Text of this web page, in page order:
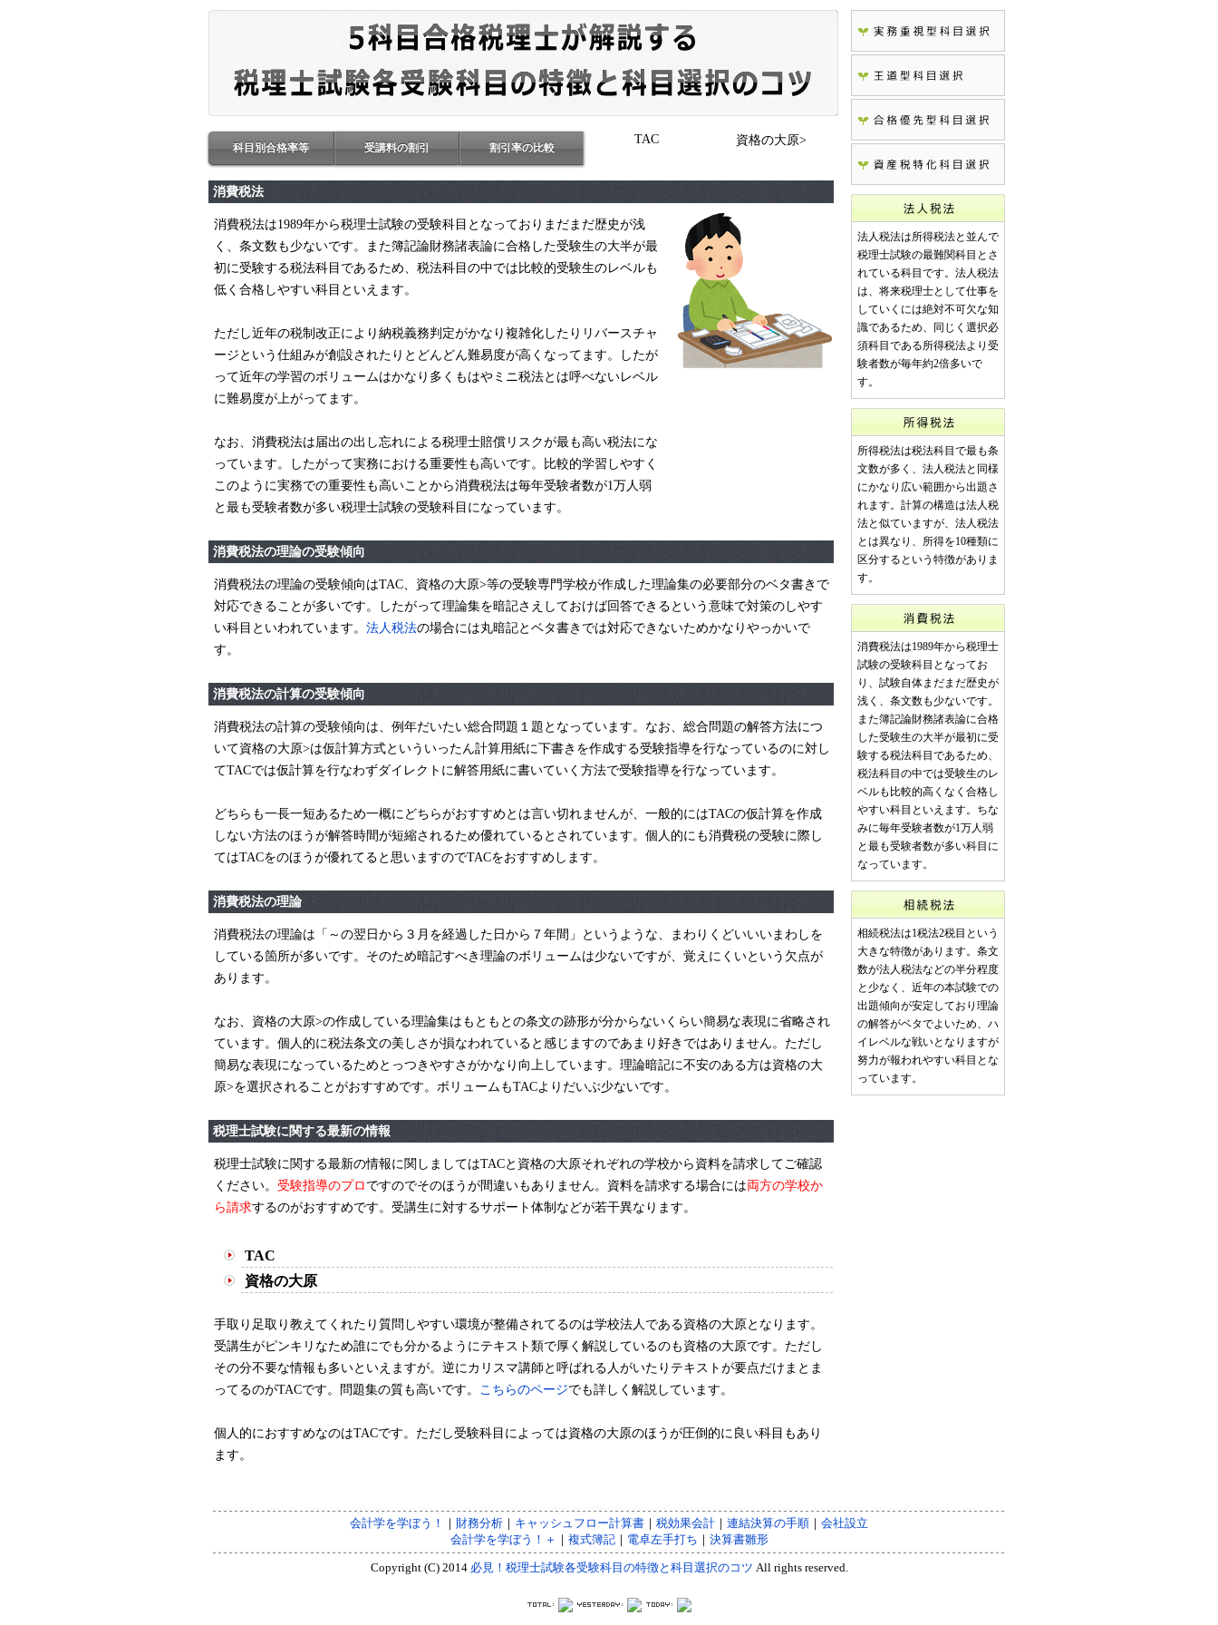
科目別合格率等 受講料の割引 割引率の比較
TAC 資格の大原>
消費税法
消費税法は1989年から税理士試験の受験科目となっておりまだまだ歴史が浅
く、条文数も少ないです。また簿記論財務諸表論に合格した受験生の大半が最
初に受験する税法科目であるため、税法科目の中では比較的受験生のレベルも
低く合格しやすい科目といえます。
ただし近年の税制改正により納税義務判定がかなり複雑化したりリバースチャ
ージという仕組みが創設されたりとどんどん難易度が高くなってます。したが
って近年の学習のボリュームはかなり多くもはやミニ税法とは呼べないレベル
に難易度が上がってます。
なお、消費税法は届出の出し忘れによる税理士賠償リスクが最も高い税法にな
っています。したがって実務における重要性も高いです。比較的学習しやすく
このように実務での重要性も高いことから消費税法は毎年受験者数が1万人弱
と最も受験者数が多い税理士試験の受験科目になっています。
消費税法の理論の受験傾向
消費税法の理論の受験傾向はTAC、資格の大原>等の受験専門学校が作成した理論集の必要部分のベタ書きで
対応できることが多いです。したがって理論集を暗記さえしておけば回答できるという意味で対策のしやす
い科目といわれています。 法人税法の場合には丸暗記とベタ書きでは対応できないためかなりやっかいで
す。
消費税法の計算の受験傾向
消費税法の計算の受験傾向は、例年だいたい総合問題１題となっています。なお、総合問題の解答方法につ
いて資格の大原>は仮計算方式といういったん計算用紙に下書きを作成する受験指導を行なっているのに対し
てTACでは仮計算を行なわずダイレクトに解答用紙に書いていく方法で受験指導を行なっています。
どちらも一長一短あるため一概にどちらがおすすめとは言い切れませんが、一般的にはTACの仮計算を作成
しない方法のほうが解答時間が短縮されるため優れているとされています。個人的にも消費税の受験に際し
てはTACをのほうが優れてると思いますのでTACをおすすめします。
消費税法の理論
消費税法の理論は「～の翌日から３月を経過した日から７年間」というような、まわりくどいいいまわしを
している箇所が多いです。そのため暗記すべき理論のボリュームは少ないですが、覚えにくいという欠点が
あります。
なお、資格の大原>の作成している理論集はもともとの条文の跡形が分からないくらい簡易な表現に省略され
ています。個人的に税法条文の美しさが損なわれていると感じますのであまり好きではありません。ただし
簡易な表現になっているためとっつきやすさがかなり向上しています。理論暗記に不安のある方は資格の大
原>を選択されることがおすすめです。ボリュームもTACよりだいぶ少ないです。
税理士試験に関する最新の情報
税理士試験に関する最新の情報に関しましてはTACと資格の大原それぞれの学校から資料を請求してご確認
ください。 受験指導のプロですのでそのほうが間違いもありません。資料を請求する場合には両方の学校か
ら請求するのがおすすめです。受講生に対するサポート体制などが若干異なります。
TAC
資格の大原
手取り足取り教えてくれたり質問しやすい環境が整備されてるのは学校法人である資格の大原となります。
受講生がピンキリなため誰にでも分かるようにテキスト類で厚く解説しているのも資格の大原です。ただし
その分不要な情報も多いといえますが。逆にカリスマ講師と呼ばれる人がいたりテキストが要点だけまとま
ってるのがTACです。問題集の質も高いです。
こちらのページでも詳しく解説しています。
個人的におすすめなのはTACです。ただし受験科目によっては資格の大原のほうが圧倒的に良い科目もあり
ます。
法人税法は所得税法と並んで
税理士試験の最難関科目とさ
れている科目です。法人税法
は、将来税理士として仕事を
していくには絶対不可欠な知
識であるため、同じく選択必
須科目である所得税法より受
験者数が毎年約2倍多いで
す。
所得税法は税法科目で最も条
文数が多く、法人税法と同様
にかなり広い範囲から出題さ
れます。計算の構造は法人税
法と似ていますが、法人税法
とは異なり、所得を10種類に
区分するという特徴がありま
す。
消費税法は1989年から税理士
試験の受験科目となってお
り、試験自体まだまだ歴史が
浅く、条文数も少ないです。
また簿記論財務諸表論に合格
した受験生の大半が最初に受
験する税法科目であるため、
税法科目の中では受験生のレ
ベルも比較的高くなく合格し
やすい科目といえます。ちな
みに毎年受験者数が1万人弱
と最も受験者数が多い科目に
なっています。
相続税法は1税法2税目という
大きな特徴があります。条文
数が法人税法などの半分程度
と少なく、近年の本試験での
出題傾向が安定しており理論
の解答がベタでよいため、ハ
イレベルな戦いとなりますが
努力が報われやすい科目とな
っています。
会計学を学ぼう！ ｜ 財務分析 ｜ キャッシュフロー計算書 ｜ 税効果会計 ｜ 連結決算の手順 ｜ 会社設立
会計学を学ぼう！＋ ｜ 複式簿記｜ 電卓左手打ち ｜ 決算書雛形
Copyright (C) 2014 必見！税理士試験各受験科目の特徴と科目選択のコツ All rights reserved.